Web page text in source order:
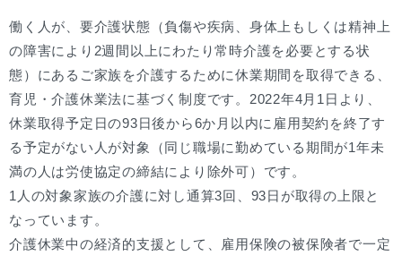
働く人が、要介護状態（負傷や疾病、身体上もしくは精神上
の障害により2週間以上にわたり常時介護を必要とする状
態）にあるご家族を介護するために休業期間を取得できる、
育児・介護休業法に基づく制度です。2022年4月1日より、
休業取得予定日の93日後から6か月以内に雇用契約を終了す
る予定がない人が対象（同じ職場に勤めている期間が1年未
満の人は労使協定の締結により除外可）です。
1人の対象家族の介護に対し通算3回、93日が取得の上限と
なっています。
介護休業中の経済的支援として、雇用保険の被保険者で一定